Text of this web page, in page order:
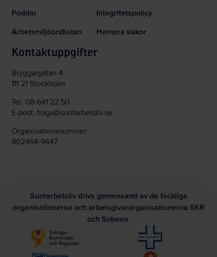
Poddar
Arbetsmiljöordlistan
Integritetspolicy
Hantera kakor
Kontaktuppgifter
Bryggargatan 4
111 21 Stockholm
Tel: 08-641 22 50
E-post: fraga@suntarbetsliv.se
Organisationsnummer:
802464-9447
Suntarbetsliv drivs gemensamt av de fackliga
organisationerna och arbetsgivarorganisationerna SKR
och Sobona.